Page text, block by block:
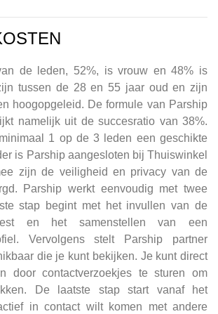
de leden, 52%, is vrouw en 48% is
tussen de 28 en 55 jaar oud en zijn
hoogopgeleid. De formule van Parship
namelijk uit de succesratio van 38%.
1 op de 3 leden een geschikte
is Parship aangesloten bij Thuiswinkel
zijn de veiligheid en privacy van de
Parship werkt eenvoudig met twee
stap begint met het invullen van de
en het samenstellen van een
Vervolgens stelt Parship partner
die je kunt bekijken. Je kunt direct
door contactverzoekjes te sturen om
De laatste stap start vanaf het
in contact wilt komen met andere